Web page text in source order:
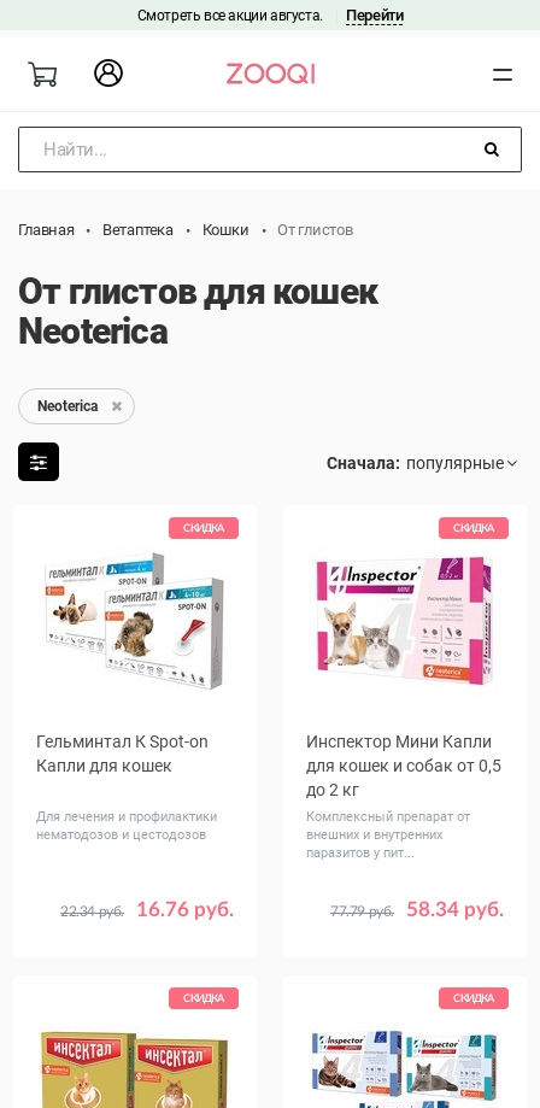
Смотреть все акции августа. Перейти
Найти...
Главная Ветаптека Кошки От глистов
От глистов для кошек
Neoterica
Neoterica
Сначала:
СКИДКА
Гельминтал К Spot-on
Капли для кошек
Для лечения и профилактики
нематодозов и цестодозов
16.76 руб.
22.34 руб.
Вес
менее 4 (3 пипетки)
менее 4 (1 пипетка)
СКИДКА
Инспектор Мини Капли
для кошек и собак от 0,5
до 2 кг
Комплексный препарат от
внешних и внутренних
паразитов у пит...
58.34 руб.
77.79 руб.
Упаковка
1 пипетка
СКИДКА СКИДКА